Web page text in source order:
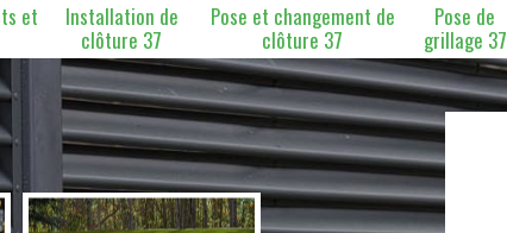
et
Installation de
clôture 37
Pose et changement de
clôture 37
Pose de
grillage 37